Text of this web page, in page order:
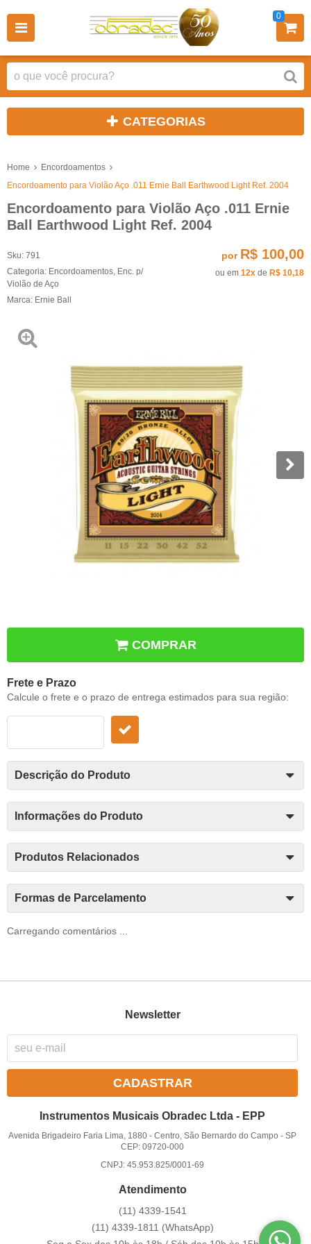
0
CATEGORIAS
Home
Encordoamentos
Encordoamento para Violão Aço .011 Ernie Ball Earthwood Light Ref. 2004
Encordoamento para Violão Aço .011 Ernie
Ball Earthwood Light Ref. 2004
Sku: 791
Categoria: Encordoamentos Enc. p/
Violão de Aço
Marca: Ernie Ball
por R$ 100,00
ou em 12x de R$ 10,18
COMPRAR
Frete e Prazo
Calcule o frete e o prazo de entrega estimados para sua região:
Descrição do Produto
Informações do Produto
Produtos Relacionados
Formas de Parcelamento
Carregando comentários ...
Newsletter
CADASTRAR
Instrumentos Musicais Obradec Ltda - EPP
Avenida Brigadeiro Faria Lima, 1880 -Centro, São Bernardo do Campo -SP
CEP: 09720-000
CNPJ: 45.953.825/0001-69
Atendimento
(11) 4339-1541
(11) 4339-1811 (WhatsApp)